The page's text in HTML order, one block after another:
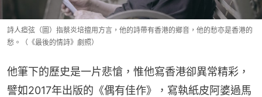
詩人瘂弦（圖）指蔡炎培擅用方言，他的詩帶有香港的鄉音，他的愁亦是香港的
愁。（《最後的情詩》劇照）
他筆下的歷史是一片悲愴，惟他寫香港卻異常精彩，
譬如2017年出版的《偶有佳作》，寫執紙皮阿婆過馬